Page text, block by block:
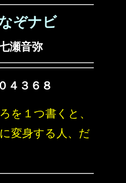
ぞナビ
瀬音弥
４３６８
を１つ書くと、
変身する人、だ